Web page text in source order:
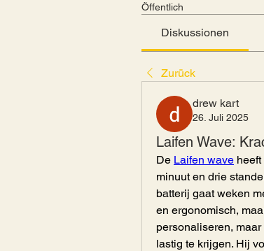
Öffentlich
Diskussionen
Zurück
drew kart
26. Juli 2025
Laifen Wave:
De Laifen wave
minuut en drie
batterij gaat weken
en ergonomisch,
personaliseren,
lastig te krijgen. Hij